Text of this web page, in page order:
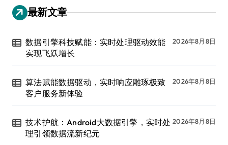
最新文章
数据引擎科技赋能：实时处理驱动效能
实现飞跃增长
2026年8月8日
算法赋能数据驱动，实时响应雕琢极致
客户服务新体验
2026年8月8日
技术护航：Android大数据引擎，实时处
理引领数据流新纪元
2026年8月8日